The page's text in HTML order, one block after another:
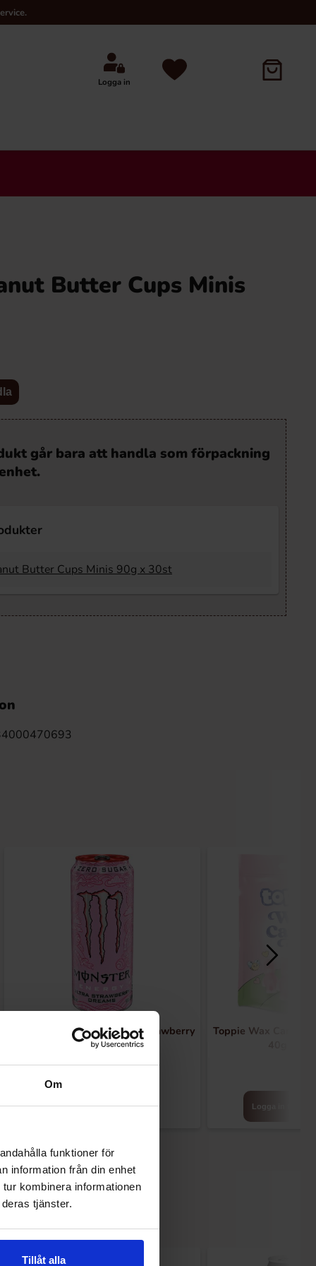
Om
funktioner för
information från din enhet
kombinera informationen
tjänster.
Tillåt alla
Logga in
Butter Cups Minis
går bara att handla som förpackning
Butter Cups Minis 90g x 30st
Monster Energy Zero Ultra Strawberry
Dreams 500ml x 24st
Logga in för att handla
Toppie Wax Candy
Logga in för att